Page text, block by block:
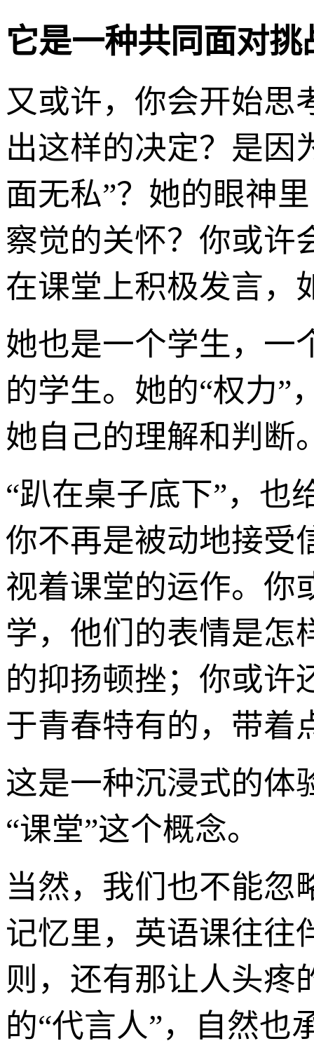
它是一种共同面对
又或许，你会开始思
出这样的决定？是因
面无私”？她的眼神
察觉的关怀？你或许
在课堂上积极发言，
她也是一个学生，一
的学生。她的“权力”
她自己的理解和判断
“趴在桌子底下”，也
你不再是被动地接受
视着课堂的运作。你
学，他们的表情是怎
的抑扬顿挫；你或许
于青春特有的，带着
这是一种沉浸式的体
“课堂”这个概念。
当然，我们也不能忽
记忆里，英语课往往
则，还有那让人头疼
的“代言人”，自然也